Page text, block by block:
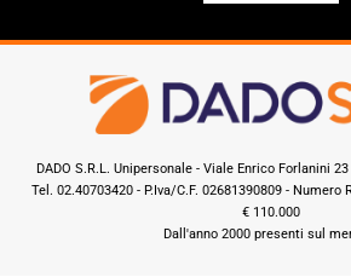
DADO S.R.L. Unipersonale - Viale Enrico Forlanini
Tel. 02.40703420 - P.Iva/C.F. 02681390809 - Numero
€ 110.000
Dall'anno 2000 presenti sul